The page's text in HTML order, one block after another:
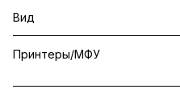
Вид
Принтеры/МФУ